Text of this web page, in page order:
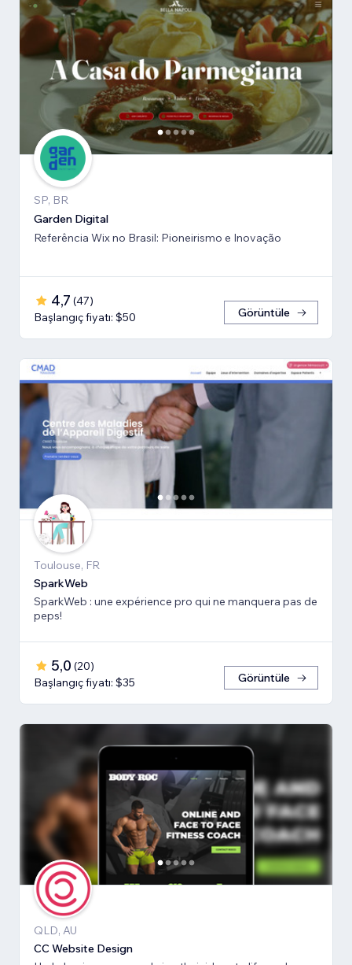
SP, BR
Garden Digital
Referência Wix no Brasil: Pioneirismo e Inovação
4,7 (47)
Başlangıç fiyatı: $50
Görüntüle
Toulouse, FR
SparkWeb
SparkWeb : une expérience pro qui ne manquera pas de
peps!
5,0 (20)
Başlangıç fiyatı: $35
Görüntüle
QLD, AU
CC Website Design